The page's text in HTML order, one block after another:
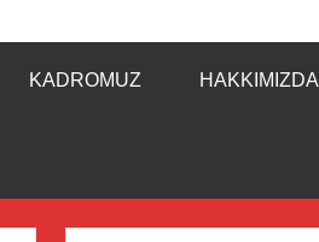
KADROMUZ HAKKIMIZDA